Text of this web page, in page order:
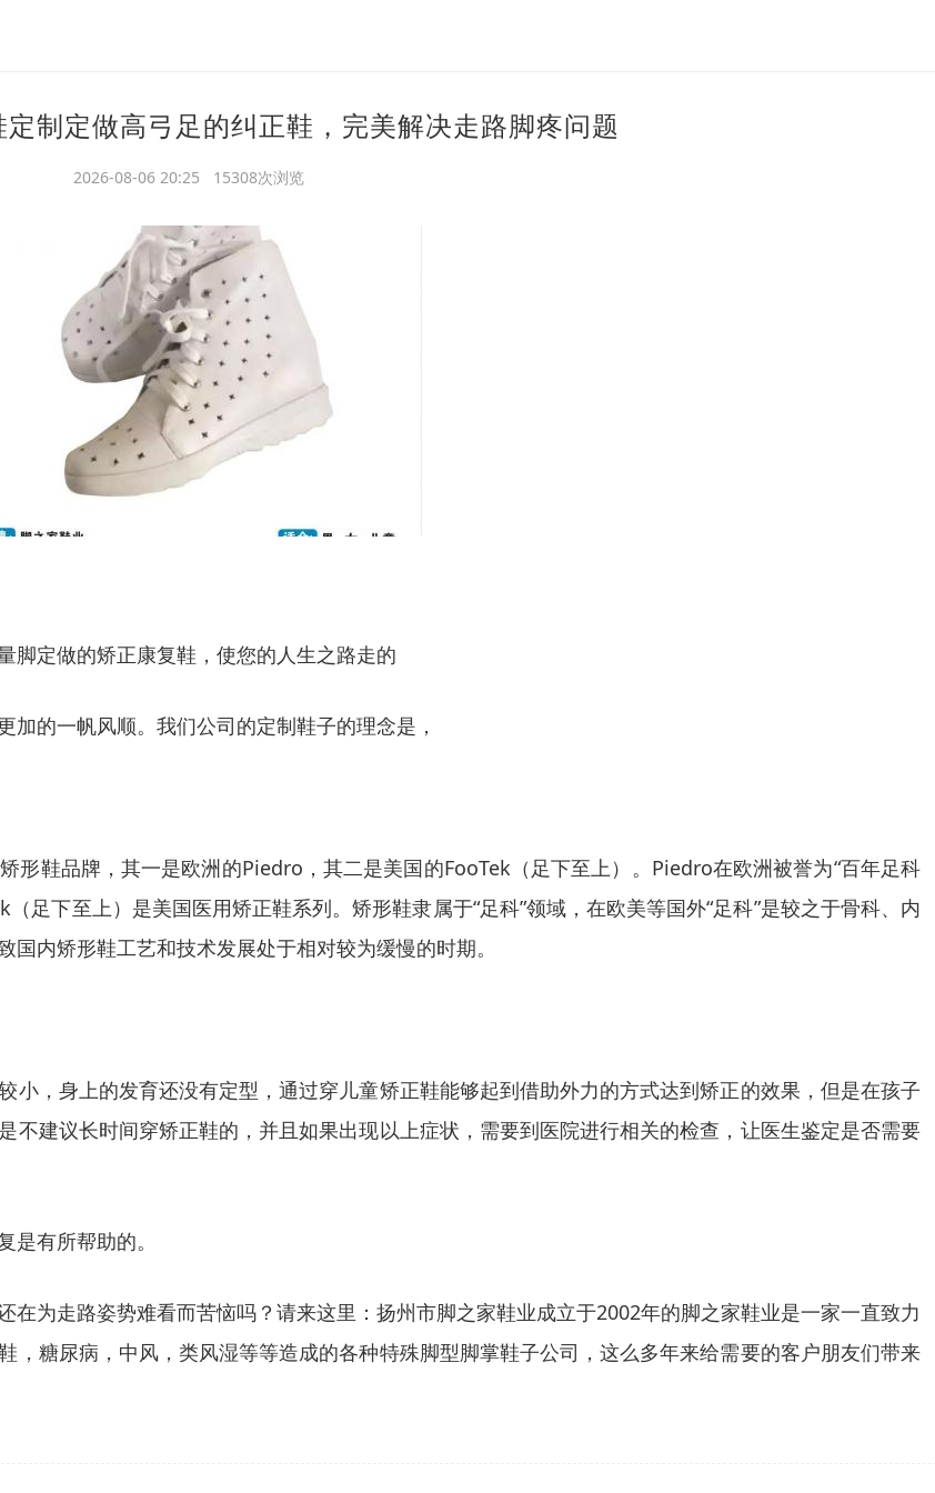
制定做高弓足的纠正鞋，完美解决走路脚疼问题
2026-08-06 20:25 15308次浏览
脚定做的矫正康复鞋，使您的人生之路走的
的一帆风顺。我们公司的定制鞋子的理念是，
形鞋品牌，其一是欧洲的Piedro，其二是美国的FooTek（足下至上）。Piedro在欧洲被誉为“百年足科
足下至上）是美国医用矫正鞋系列。矫形鞋隶属于“足科”领域，在欧美等国外“足科”是较之于骨科、内
内矫形鞋工艺和技术发展处于相对较为缓慢的时期。
小，身上的发育还没有定型，通过穿儿童矫正鞋能够起到借助外力的方式达到矫正的效果，但是在孩子
不建议长时间穿矫正鞋的，并且如果出现以上症状，需要到医院进行相关的检查，让医生鉴定是否需要
有所帮助的。
为走路姿势难看而苦恼吗？请来这里：扬州市脚之家鞋业成立于2002年的脚之家鞋业是一家一直致力
，糖尿病，中风，类风湿等等造成的各种特殊脚型脚掌鞋子公司，这么多年来给需要的客户朋友们带来